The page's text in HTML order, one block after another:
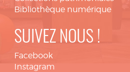
Bibliothèque numérique
SUIVEZ NOUS !
Facebook
Instagram